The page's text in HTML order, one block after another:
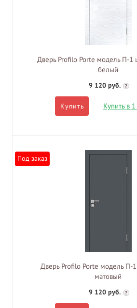
Дверь Profilo Porte модель П-1
белый
9 120 руб. ?
Купить Купить в
Под заказ
Дверь Profilo Porte модель П-1
матовый
9 120 руб. ?